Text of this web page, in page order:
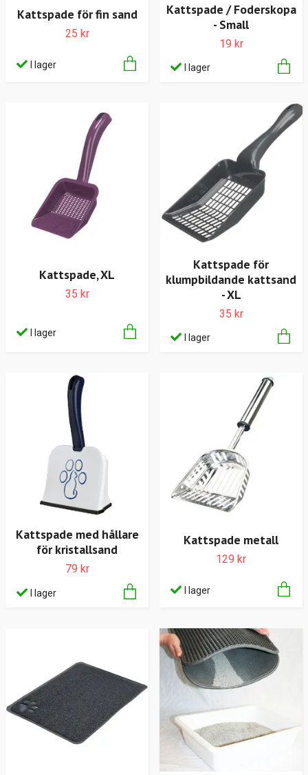
Kattspade för fin sand
25 kr
I lager
Kattspade / Foderskopa
- Small
19 kr
I lager
Kattspade, XL
35 kr
I lager
Kattspade för
klumpbildande kattsand
- XL
35 kr
I lager
Kattspade med hållare
för kristallsand
79 kr
I lager
Kattspade metall
129 kr
I lager